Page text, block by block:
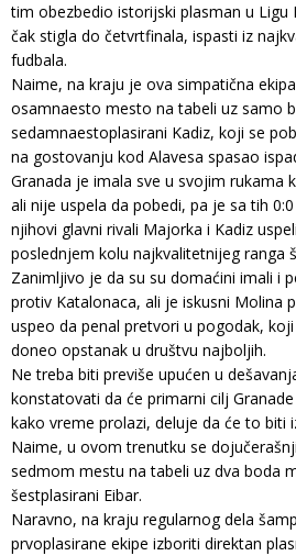
tim obezbedio istorijski plasman u Ligu
čak stigla do četvrtfinala, ispasti iz
fudbala.
Naime, na kraju je ova simpatična
osamnaesto mesto na tabeli uz samo
sedamnaestoplasirani Kadiz, koji se
na gostovanju kod Alavesa spasao
Granada je imala sve u svojim rukama
ali nije uspela da pobedi, pa je sa tih
njihovi glavni rivali Majorka i Kadiz
poslednjem kolu najkvalitetnijeg ranga
Zanimljivo je da su su domaćini imali i
protiv Katalonaca, ali je iskusni Molina
uspeo da penal pretvori u pogodak,
doneo opstanak u društvu najboljih.
Ne treba biti previše upućen u
konstatovati da će primarni cilj
kako vreme prolazi, deluje da će to biti
Naime, u ovom trenutku se
sedmom mestu na tabeli uz dva boda
šestplasirani Eibar.
Naravno, na kraju regularnog dela
prvoplasirane ekipe izboriti direktan